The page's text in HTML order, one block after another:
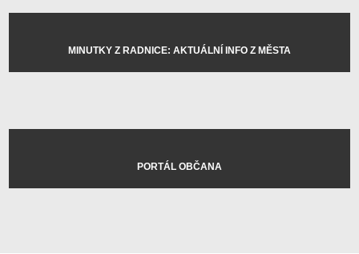
MINUTKY Z RADNICE: AKTUÁLNÍ INFO Z MĚSTA
PORTÁL OBČANA